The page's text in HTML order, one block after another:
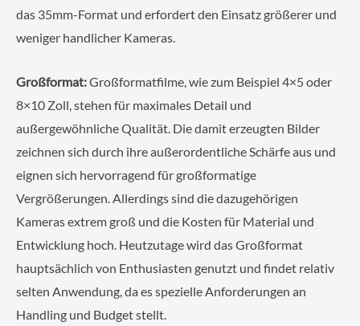
das 35mm-Format und erfordert den Einsatz größerer und
weniger handlicher Kameras.
Großformat:Großformatfilme, wie zum Beispiel 4×5 oder
8×10 Zoll, stehen für maximales Detail und
außergewöhnliche Qualität. Die damit erzeugten Bilder
zeichnen sich durch ihre außerordentliche Schärfe aus und
eignen sich hervorragend für großformatige
Vergrößerungen. Allerdings sind die dazugehörigen
Kameras extrem groß und die Kosten für Material und
Entwicklung hoch. Heutzutage wird das Großformat
hauptsächlich von Enthusiasten genutzt und findet relativ
selten Anwendung, da es spezielle Anforderungen an
Handling und Budget stellt.